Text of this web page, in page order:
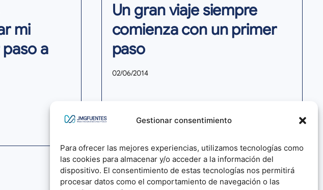
Gestionar consentimiento
Para ofrecer las mejores experiencias, utilizamos tecnologías como
las cookies para almacenar y/o acceder a la información del
dispositivo. El consentimiento de estas tecnologías nos permitirá
procesar datos como el comportamiento de navegación o las
mi
a
Un gran viaje siempre
comienza con un primer
paso
02/06/2014